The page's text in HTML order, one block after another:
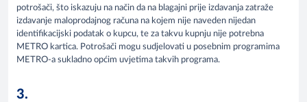
potrošači, što iskazuju na način da na blagajni prije izdavanja zatraže
izdavanje maloprodajnog računa na kojem nije naveden nijedan
identifikacijski podatak o kupcu, te za takvu kupnju nije potrebna
METRO kartica. Potrošači mogu sudjelovati u posebnim programima
METRO-a sukladno općim uvjetima takvih programa.
3.